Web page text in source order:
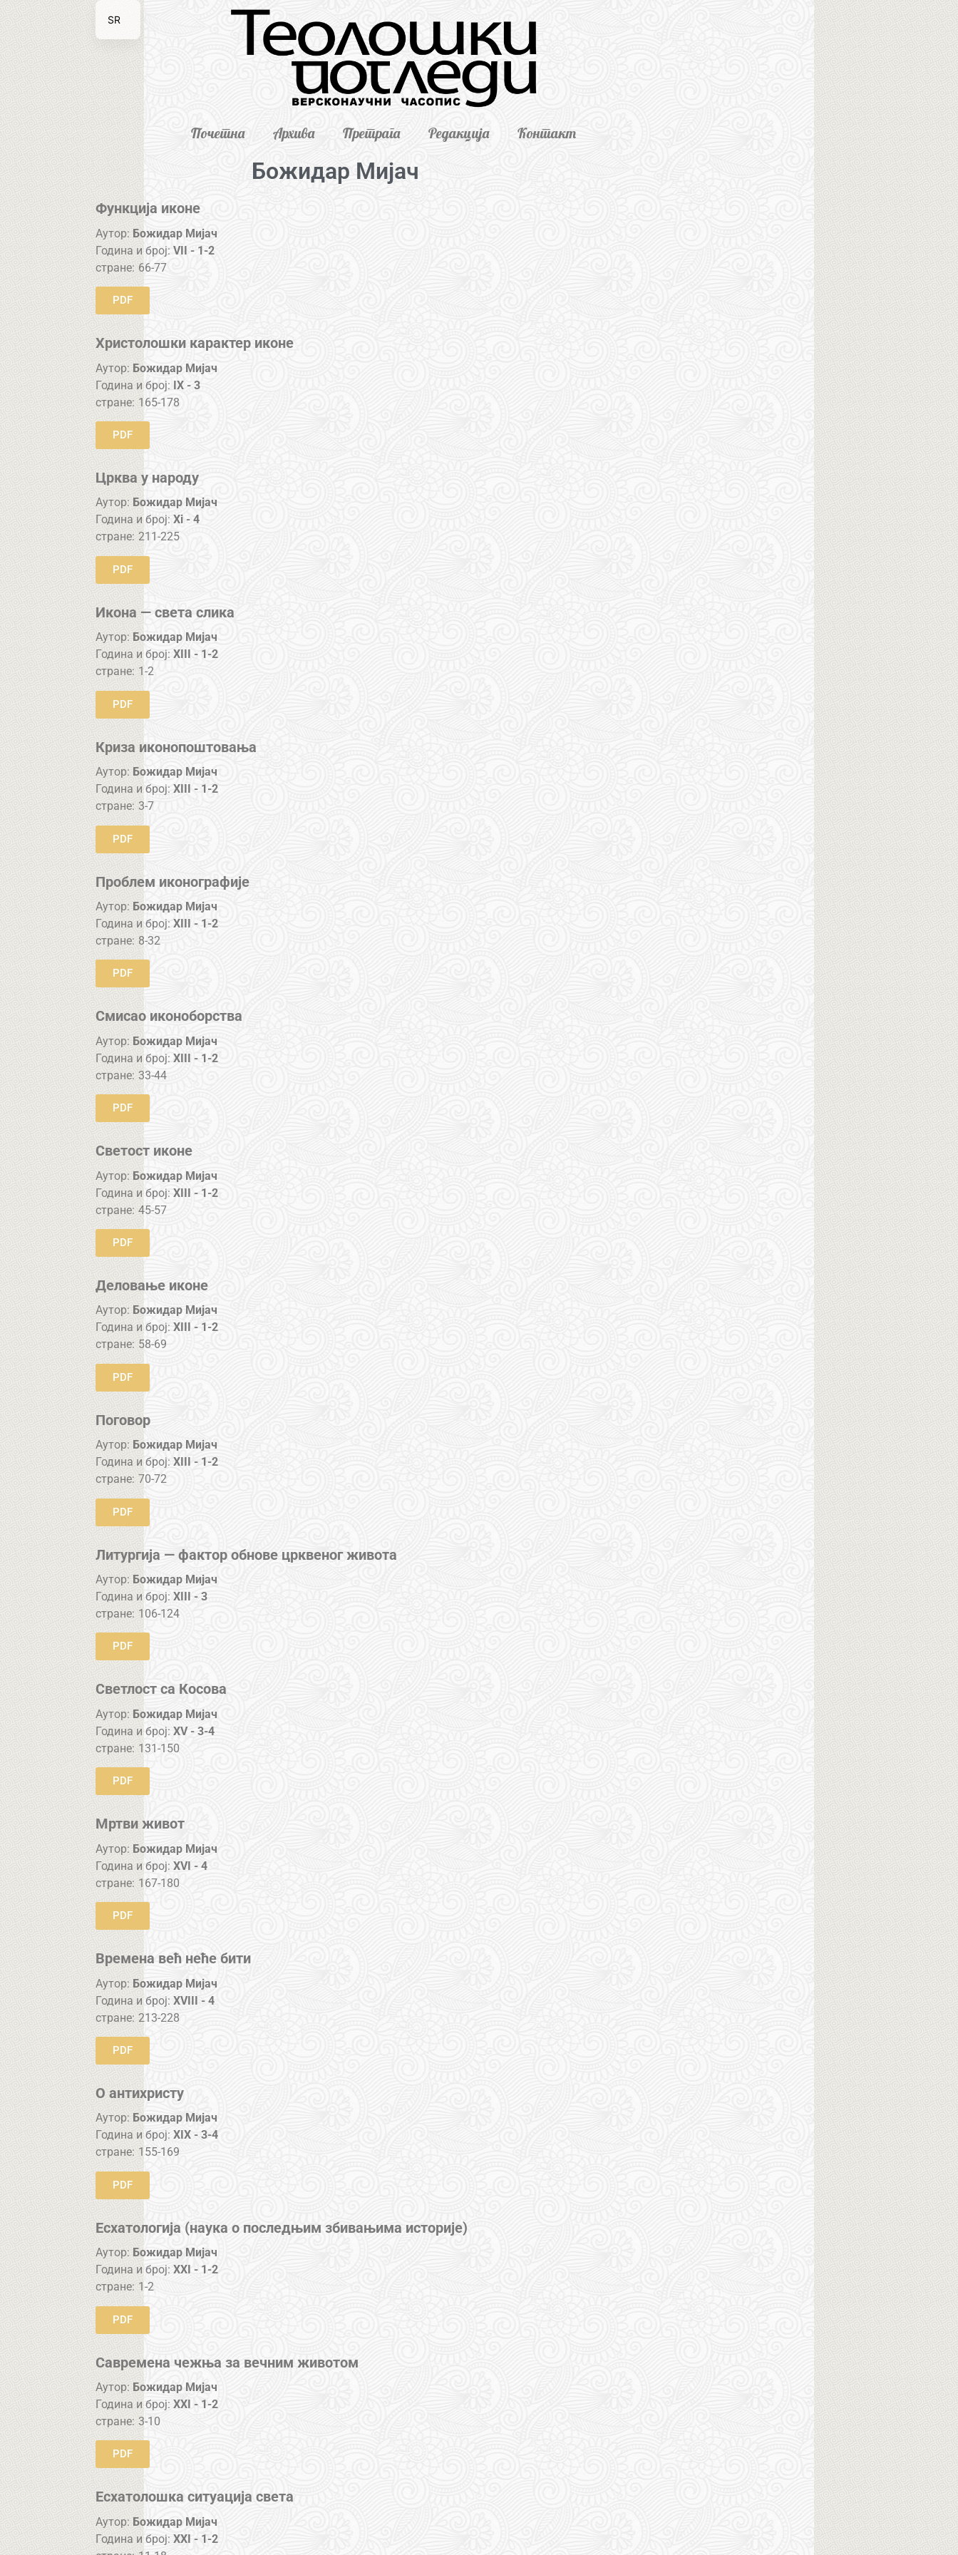
Почетна Архива Претрага Редакција Контакт
Божидар Мијач
Функција иконе
Аутор: Божидар Мијач
Година и број:VII - 1-2
стране: 66-77
PDF
Христолошки карактер иконе
Аутор: Божидар Мијач
Година и број: IX - 3
стране: 165-178
PDF
Црква у народу
Аутор: Божидар Мијач
Година и број:Xi - 4
стране: 211-225
PDF
Икона — света слика
Аутор: Божидар Мијач
Година и број:XIII - 1-2
стране: 1-2
PDF
Криза иконопоштовања
Аутор: Божидар Мијач
Година и број:XIII - 1-2
стране: 3-7
PDF
Проблем иконографије
Аутор: Божидар Мијач
Година и број:XIII - 1-2
стране: 8-32
PDF
Смисао иконоборства
Аутор: Божидар Мијач
Година и број:XIII - 1-2
стране: 33-44
PDF
Светост иконе
Аутор: Божидар Мијач
Година и број:XIII - 1-2
стране: 45-57
PDF
Деловање иконе
Аутор: Божидар Мијач
Година и број:XIII - 1-2
стране: 58-69
PDF
Поговор
Аутор: Божидар Мијач
Година и број:XIII - 1-2
стране: 70-72
PDF
Литургија — фактор обнове црквеног живота
Аутор: Божидар Мијач
Година и број:XIII - 3
стране: 106-124
PDF
Светлост са Косова
Аутор: Божидар Мијач
Година и број:XV - 3-4
стране: 131-150
PDF
Мртви живот
Аутор: Божидар Мијач
Година и број:XVI - 4
стране: 167-180
PDF
Времена већ неће бити
Аутор: Божидар Мијач
Година и број:XVIII - 4
стране: 213-228
PDF
О антихристу
Аутор: Божидар Мијач
Година и број:XIX - 3-4
стране: 155-169
PDF
Есхатологија (наука о последњим збивањима историје)
Аутор: Божидар Мијач
Година и број:XXI - 1-2
стране: 1-2
PDF
Савремена чежња за вечним животом
Аутор: Божидар Мијач
Година и број:XXI - 1-2
стране: 3-10
PDF
Есхатолошка ситуација света
Аутор: Божидар Мијач
Година и број:XXI - 1-2
SR
EN